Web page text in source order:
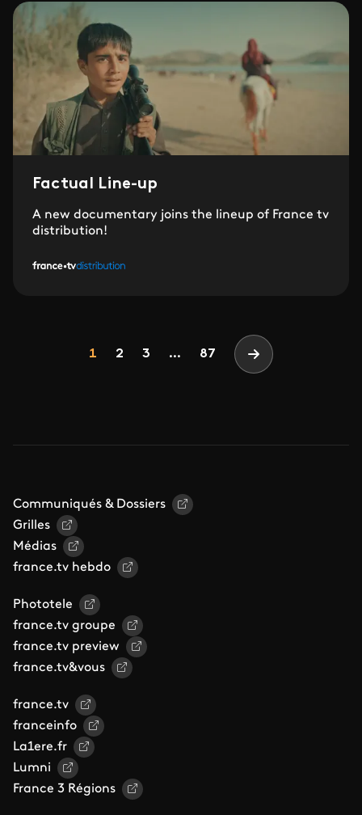
Factual Line-up
A new documentary joins the lineup of France tv
distribution!
Page
1 Page
2 Page
3 ... 87 Page suivante
Communiqués & Dossiers
Grilles
Médias
france.tv hebdo
Phototele
france.tv groupe
france.tv preview
france.tv&vous
france.tv
franceinfo
La1ere.fr
Lumni
France 3 Régions